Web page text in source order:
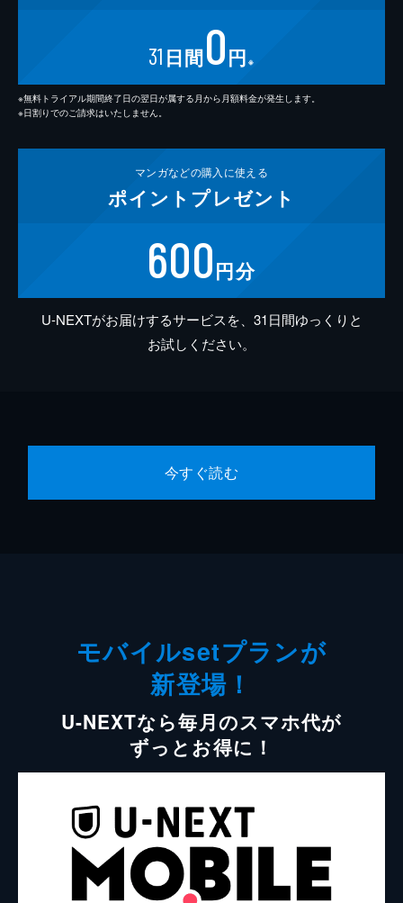
31 日間0円 ※
※無料トライアル期間終了日の翌日が属する月から月額料金が発生します。
※日割りでのご請求はいたしません。
マンガなどの購入に使える
ポイント プレゼント
600円分
U-NEXTがお届けするサービスを、31日間ゆっくりと
お試しください。
今すぐ読む
モバイルsetプランが
新登場！
U-NEXTなら毎月のスマホ代が
ずっとお得に！